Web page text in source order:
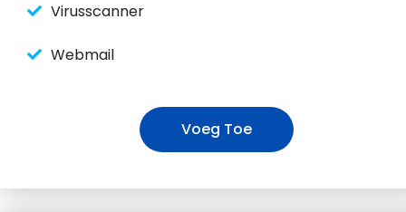
Virusscanner
Webmail
Voeg Toe